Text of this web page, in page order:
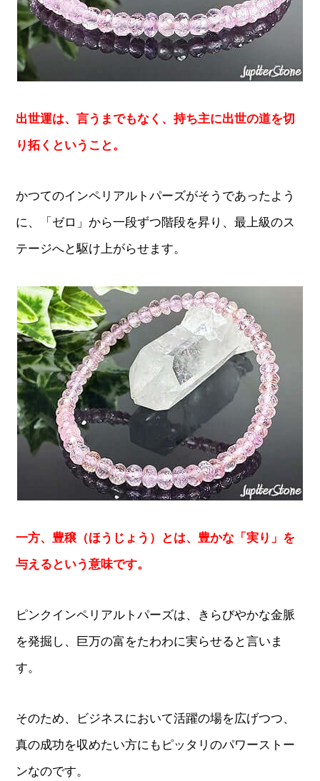
出世運は、言うまでもなく、持ち主に出世の道を切
り拓くということ。
かつてのインペリアルトパーズがそうであったよう
に、「ゼロ」から一段ずつ階段を昇り、最上級のス
テージへと駆け上がらせます。
一方、豊穣（ほうじょう）とは、豊かな「実り」を
与えるという意味です。
ピンクインペリアルトパーズは、きらびやかな金脈
を発掘し、巨万の富をたわわに実らせると言いま
す。
そのため、ビジネスにおいて活躍の場を広げつつ、
真の成功を収めたい方にもピッタリのパワーストー
ンなのです。